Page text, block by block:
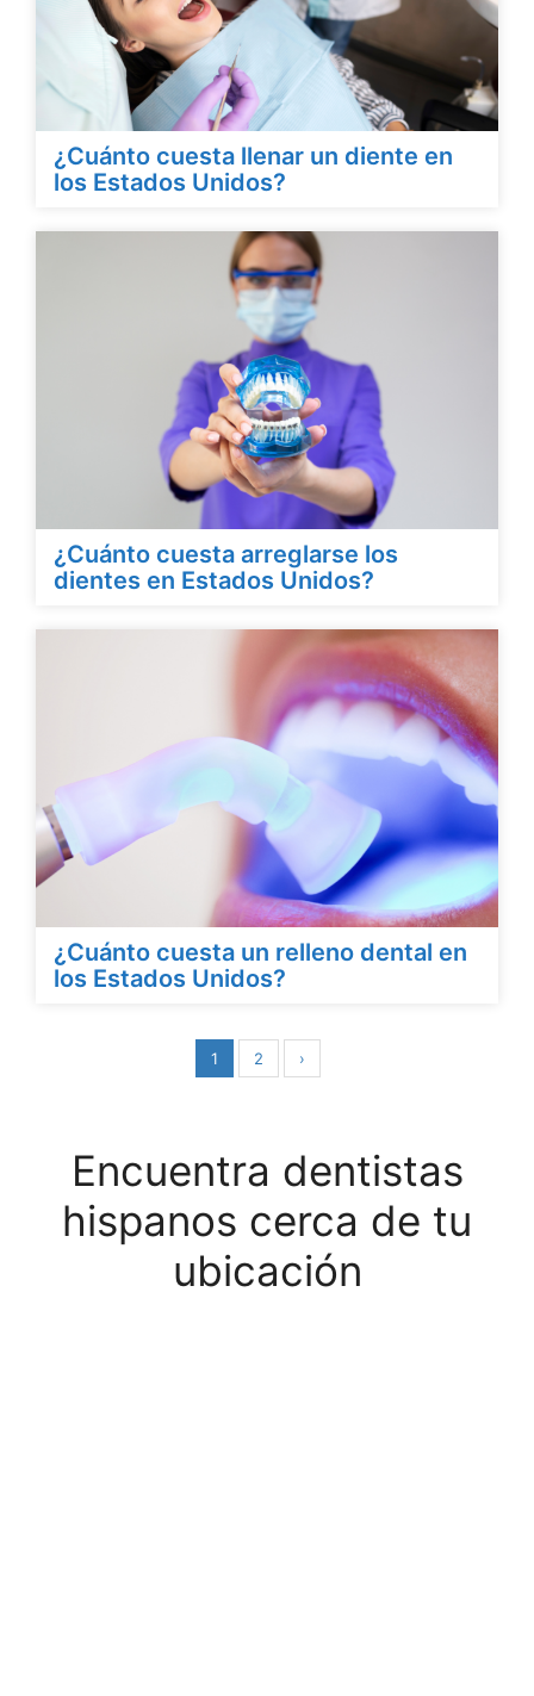
¿Cuánto cuesta llenar un diente en
los Estados Unidos?
¿Cuánto cuesta arreglarse los
dientes en Estados Unidos?
¿Cuánto cuesta un relleno dental en
los Estados Unidos?
1 2 ›
Encuentra dentistas
hispanos cerca de tu
ubicación